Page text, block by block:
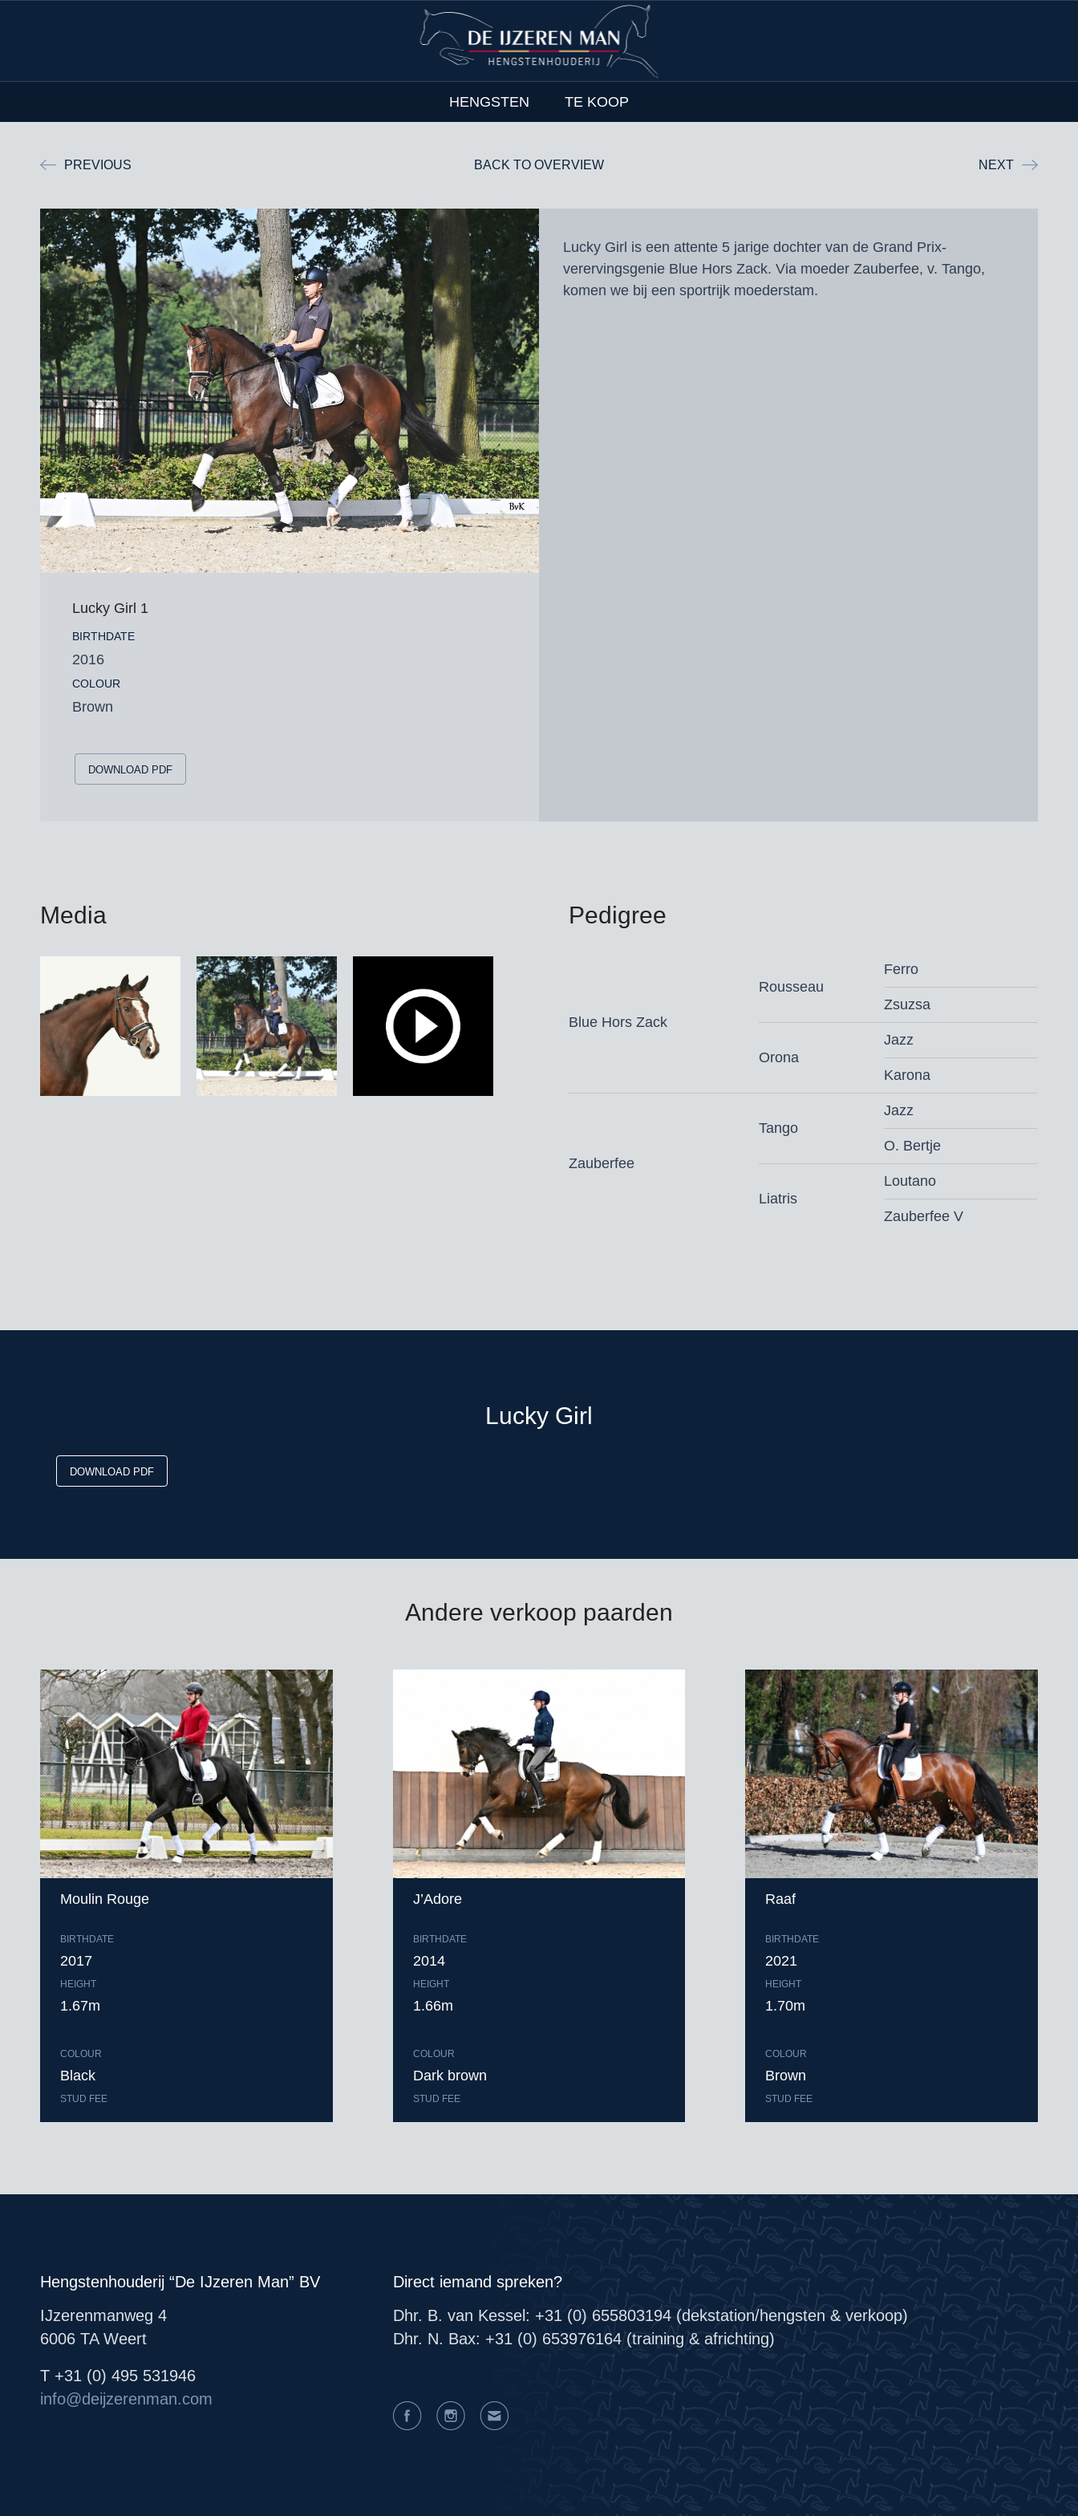
HENGSTEN TE KOOP
PREVIOUS BACK TO OVERVIEW NEXT
Lucky Girl 1
BIRTHDATE
2016
COLOUR
Brown
DOWNLOAD PDF
Lucky Girl is een attente 5 jarige dochter van de Grand Prix-
verervingsgenie Blue Hors Zack. Via moeder Zauberfee, v. Tango,
komen we bij een sportrijk moederstam.
Media Pedigree
Blue Hors Zack
Rousseau
Ferro
Zsuzsa
Orona
Jazz
Karona
Zauberfee
Tango
Jazz
O. Bertje
Liatris
Loutano
Zauberfee V
Lucky Girl
DOWNLOAD PDF
Andere verkoop paarden
Moulin Rouge
BIRTHDATE
2017
HEIGHT
1.67m
COLOUR
Black
STUD FEE
J’Adore
BIRTHDATE
2014
HEIGHT
1.66m
COLOUR
Dark brown
STUD FEE
Raaf
BIRTHDATE
2021
HEIGHT
1.70m
COLOUR
Brown
STUD FEE
Hengstenhouderij “De IJzeren Man” BV
IJzerenmanweg 4
6006 TA Weert
T +31 (0) 495 531946
info@deijzerenman.com
Direct iemand spreken?
Dhr. B. van Kessel: +31 (0) 655803194 (dekstation/hengsten & verkoop)
Dhr. N. Bax: +31 (0) 653976164 (training & africhting)